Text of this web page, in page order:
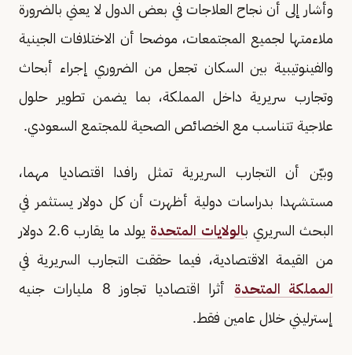
وأشار إلى أن نجاح العلاجات في بعض الدول لا يعني بالضرورة
ملاءمتها لجميع المجتمعات، موضحا أن الاختلافات الجينية
والفينوتيبية بين السكان تجعل من الضروري إجراء أبحاث
وتجارب سريرية داخل المملكة، بما يضمن تطوير حلول
علاجية تتناسب مع الخصائص الصحية للمجتمع السعودي.
وبيّن أن التجارب السريرية تمثل رافدا اقتصاديا مهما،
مستشهدا بدراسات دولية أظهرت أن كل دولار يستثمر في
البحث السريري بالولايات المتحدة
يولد ما يقارب 2.6 دولار
من القيمة الاقتصادية، فيما حققت التجارب السريرية في
المملكة المتحدة
أثرا اقتصاديا تجاوز 8 مليارات جنيه
إسترليني خلال عامين فقط.